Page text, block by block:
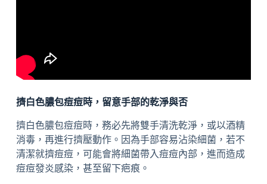
擠白色膿包痘痘時，留意手部的乾淨與否
擠白色膿包痘痘時，務必先將雙手清洗乾淨，或以酒精
消毒，再進行擠壓動作。因為手部容易沾染細菌，若不
清潔就擠痘痘，可能會將細菌帶入痘痘內部，進而造成
痘痘發炎感染，甚至留下疤痕。